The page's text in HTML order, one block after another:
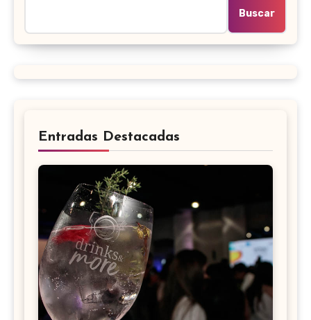
Buscar
Entradas Destacadas